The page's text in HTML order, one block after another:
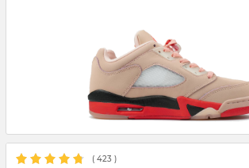
( 423 )